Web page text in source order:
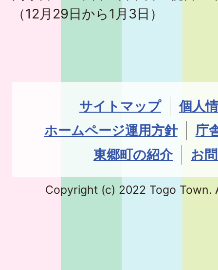
（12月29日から1月3日）
サイトマップ
個人
ホームページ運用方針
庁
東郷町の紹介
お
Copyright (c) 2022 Togo Town.